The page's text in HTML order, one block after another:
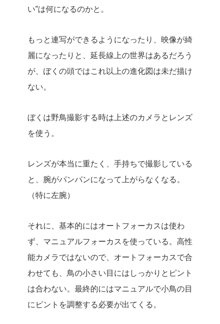
い”は何になるのかと。
もっと連写ができるようになったり、映像が綺
麗になったりと、延長線上の世界はあるだろう
が、ぼくの頭ではこれ以上の進化図は未だ描け
ない。
ぼくは野鳥撮影する時は上述のカメラとレンズ
を使う。
レンズが本当に重たく、手持ちで撮影している
と、腕がパンパンになって上がらなくなる。
（特に左腕）
それに、基本的にはオートフォーカスは使わ
ず、マニュアルフォーカスを使っている。高性
能カメラではないので、オートフォーカスで合
わせても、鳥の小さい目にはしっかりとピント
は合わない。最終的にはマニュアルで小鳥の目
にピントを調整する必要が出てくる。